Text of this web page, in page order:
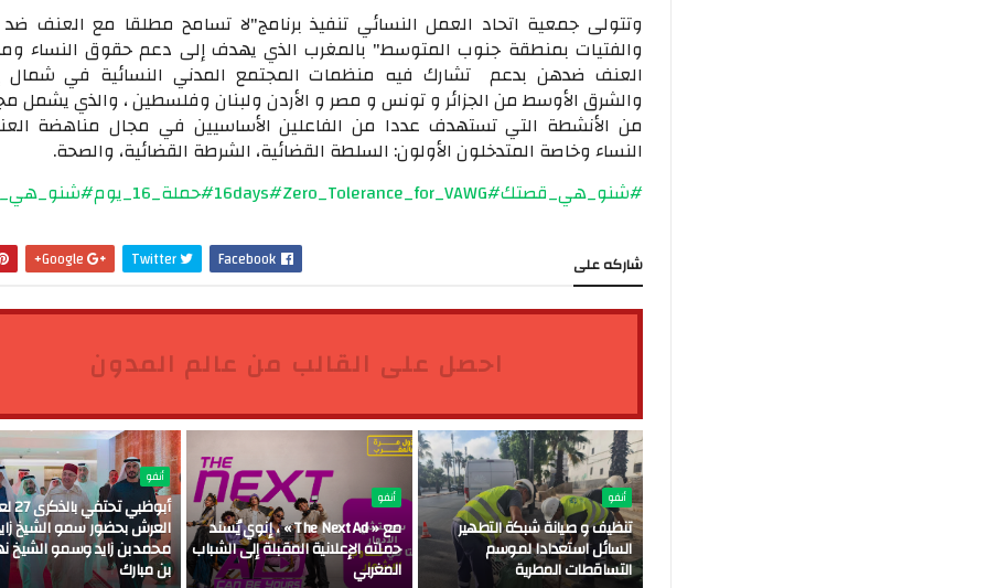
وتتولى جمعية اتحاد العمل النسائي تنفيذ برنامج"لا تسامح مطلقا مع العنف ضد
والفتيات بمنطقة جنوب المتوسط" بالمغرب الذي يهدف إلى دعم حقوق النساء
العنف ضدهن بدعم تشارك فيه منظمات المجتمع المدني النسائية في شمال
والشرق الأوسط من الجزائر و تونس و مصر و الأردن ولبنان وفلسطين ، والذي يشمل
من الأنشطة التي تستهدف عددا من الفاعلين الأساسيين في مجال مناهضة
النساء وخاصة المتدخلون الأولون: السلطة القضائية، الشرطة القضائية، والصحة.
#شنو_هي_قصتك#16days
#Zero_Tolerance_for_VAWG #حملة_16_يوم
شاركه على Facebook
Twitter
احصل على القالب من عالم المدون
أنفو
تنظيف و صيانة شبكة التطهير
السائل استعدادا لموسم
التساقطات المطرية
أنفو
مع « The Next Ad » ، إنوي يُسند
حملته الإعلانية المقبلة إلى الشباب
المغربي
أنفو
أبوظبي
العرش بحضور سمو الشيخ
محمد بن زايد وسمو الشيخ
بن مبارك